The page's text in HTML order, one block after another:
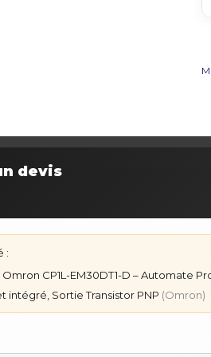
devis
:
CP1L-EM30DT1-D – Automate
intégré, Sortie Transistor PNP (Omron)
S7
Modicon
Sysmac
AC500
IHM &
IHM
IHM